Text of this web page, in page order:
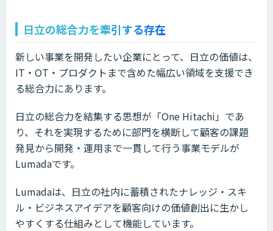
日立の総合力を牽引する存在
新しい事業を開発したい企業にとって、日立の価値は、
IT・OT・プロダクトまで含めた幅広い領域を支援でき
る総合力にあります。
日立の総合力を結集する思想が「One Hitachi」であ
り、それを実現するために部門を横断して顧客の課題
発見から開発・運用まで一貫して行う事業モデルが
Lumadaです。
Lumadaは、日立の社内に蓄積されたナレッジ・スキ
ル・ビジネスアイデアを顧客向けの価値創出に生かし
やすくする仕組みとして機能しています。